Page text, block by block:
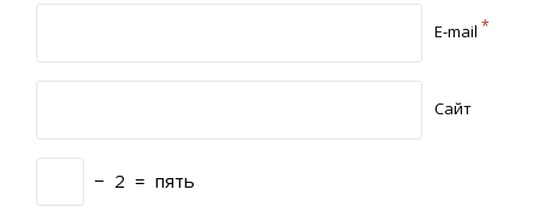
E-mail *
Сайт
− 2 = пять